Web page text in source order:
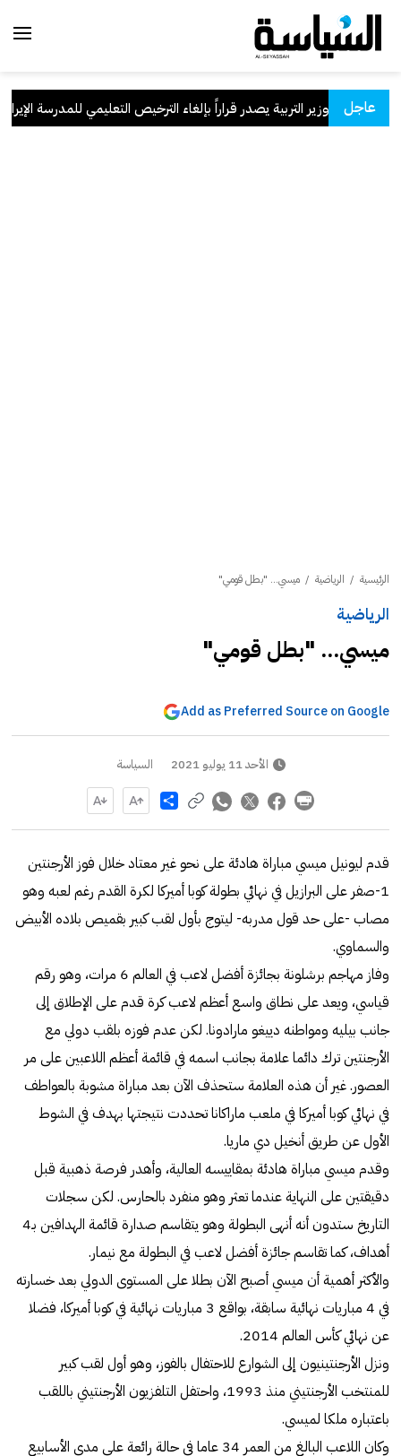
عاجلوزير التربية يصدر قراراً بإلغاء الترخيص التعليمي للمدرسة الإيرانية
الرئيسية / الرياضية / ميسي... "بطل قومي"
الرياضية
ميسي... "بطل قومي"
Add as Preferred Source on Google
الأحد 11 يوليو 2021 السياسة
Share
قدم ليونيل ميسي مباراة هادئة على نحو غير معتاد خلال فوز الأرجنتين
1-صفر على البرازيل في نهائي بطولة كوبا أميركا لكرة القدم رغم لعبه وهو
مصاب -على حد قول مدربه- ليتوج بأول لقب كبير بقميص بلاده الأبيض
والسماوي.
وفاز مهاجم برشلونة بجائزة أفضل لاعب في العالم 6 مرات، وهو رقم
قياسي، ويعد على نطاق واسع أعظم لاعب كرة قدم على الإطلاق إلى
جانب بيليه ومواطنه دييغو مارادونا. لكن عدم فوزه بلقب دولي مع
الأرجنتين ترك دائما علامة بجانب اسمه في قائمة أعظم اللاعبين على مر
العصور. غير أن هذه العلامة ستحذف الآن بعد مباراة مشوبة بالعواطف
في نهائي كوبا أميركا في ملعب ماراكانا تحددت نتيجتها بهدف في الشوط
الأول عن طريق أنخيل دي ماريا.
وقدم ميسي مباراة هادئة بمقاييسه العالية، وأهدر فرصة ذهبية قبل
دقيقتين على النهاية عندما تعثر وهو منفرد بالحارس. لكن سجلات
التاريخ ستدون أنه أنهى البطولة وهو يتقاسم صدارة قائمة الهدافين بـ4
أهداف، كما تقاسم جائزة أفضل لاعب في البطولة مع نيمار.
والأكثر أهمية أن ميسي أصبح الآن بطلا على المستوى الدولي بعد خسارته
في 4 مباريات نهائية سابقة، بواقع 3 مباريات نهائية في كوبا أميركا، فضلا
عن نهائي كأس العالم 2014.
ونزل الأرجنتينيون إلى الشوارع للاحتفال بالفوز، وهو أول لقب كبير
للمنتخب الأرجنتيني منذ 1993، واحتفل التلفزيون الأرجنتيني باللقب
باعتباره ملكا لميسي.
وكان اللاعب البالغ من العمر 34 عاما في حالة رائعة على مدى الأسابيع